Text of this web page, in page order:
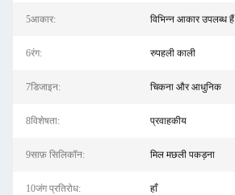
5आकार: विभिन्न आकार उपलब्ध हैं
6रंग: रुपहली काली
7डिजाइन: चिकना और आधुनिक
8विशेषता: प्रवाहकीय
9साफ़ सिलिकॉन: मिल मछली पकड़ना
10जंग प्रतिरोध: हाँ